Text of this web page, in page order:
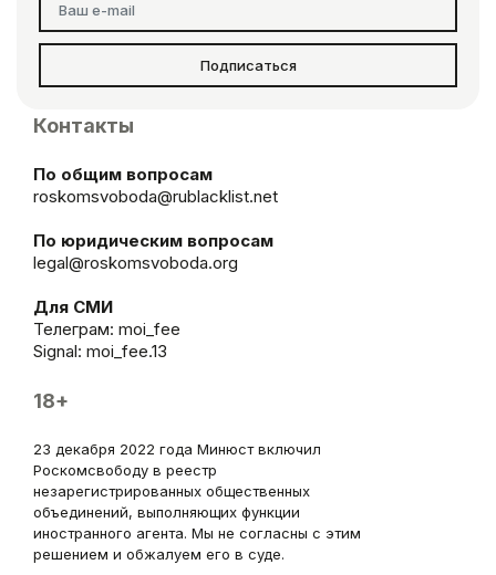
Подписаться
Контакты
По общим вопросам
roskomsvoboda@rublacklist.net
По юридическим вопросам
legal@roskomsvoboda.org
Для СМИ
Телеграм: moi_fee
Signal: moi_fee.13
18+
23 декабря 2022 года Минюст включил
Роскомсвободу в реестр
незарегистрированных общественных
объединений, выполняющих функции
иностранного агента. Мы не согласны с этим
решением и обжалуем его в суде.